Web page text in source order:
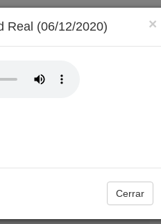
×
Real (06/12/2020)
Cerrar